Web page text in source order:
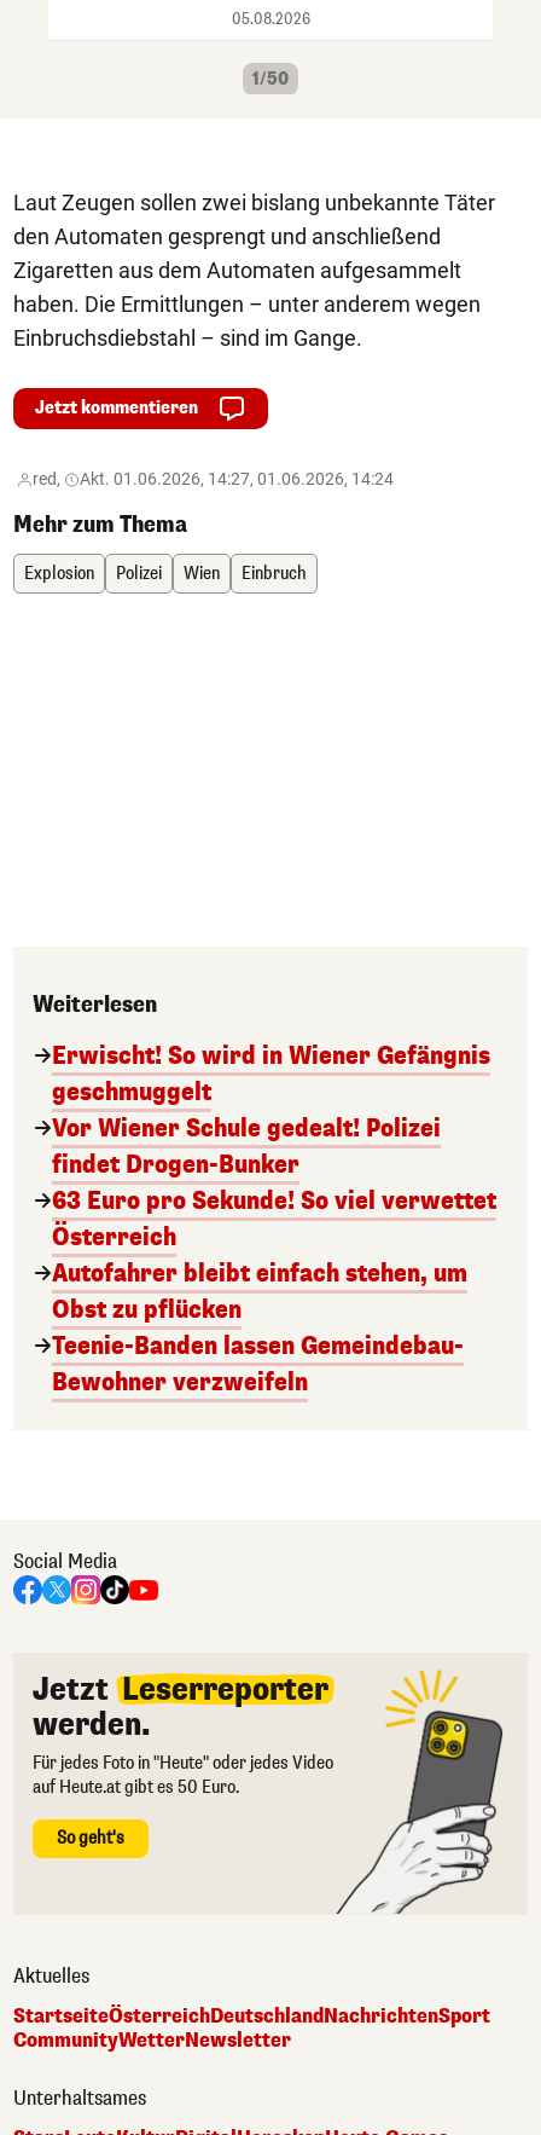
05.08.2026
1/50
Laut Zeugen sollen zwei bislang unbekannte Täter
den Automaten gesprengt und anschließend
Zigaretten aus dem Automaten aufgesammelt
haben. Die Ermittlungen – unter anderem wegen
Einbruchsdiebstahl – sind im Gange.
Jetzt kommentieren
red, Akt. 01.06.2026, 14:27, 01.06.2026, 14:24
Mehr zum Thema
Explosion Polizei Wien Einbruch
Weiterlesen
Erwischt! So wird in Wiener Gefängnis
geschmuggelt
Vor Wiener Schule gedealt! Polizei
findet Drogen-Bunker
63 Euro pro Sekunde! So viel verwettet
Österreich
Autofahrer bleibt einfach stehen, um
Obst zu pflücken
Teenie-Banden lassen Gemeindebau-
Bewohner verzweifeln
Social Media
Jetzt Leserreporter
werden.
Für jedes Foto in "Heute" oder jedes Video
auf Heute.at gibt es 50 Euro.
So geht's
Aktuelles
StartseiteÖsterreichDeutschlandNachrichtenSport
CommunityWetterNewsletter
Unterhaltsames